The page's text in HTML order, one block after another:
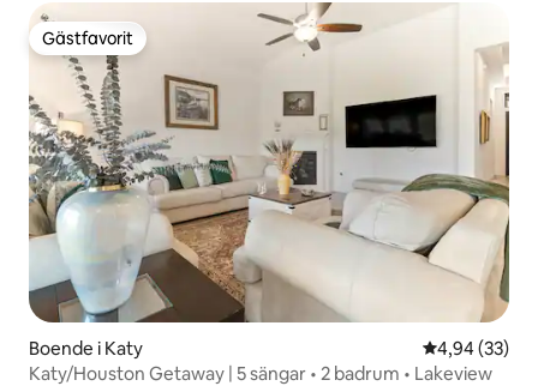
Gästfavorit
Gästfavorit
Boende i Katy 4,94 av 5 i
4,94 (33)
Katy/Houston Getaway | 5 sängar • 2 badrum • Lakeview